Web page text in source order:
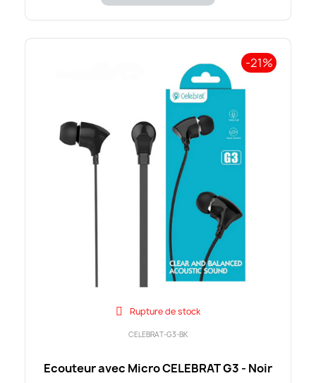
-21%
Rupture de stock
CELEBRAT-G3-BK
Ecouteur avec Micro CELEBRAT G3 - Noir